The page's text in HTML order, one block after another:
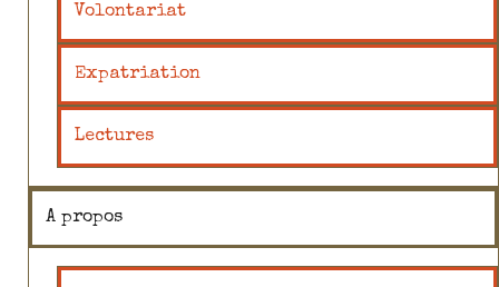
Volontariat
Expatriation
Lectures
A propos